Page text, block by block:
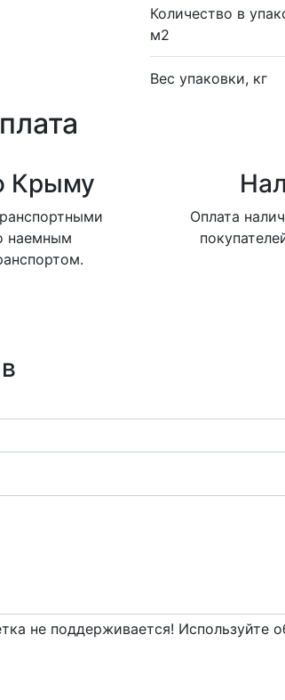
Количество в
м2
Вес упаковки, кг
Крыму
наемным
Оплата
не поддерживается! Используйте